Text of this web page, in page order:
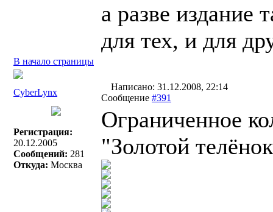
а разве издание
для тех, и для
В начало страницы
СyberLynx
Написано: 31.12.2008, 22:14
Сообщение #391
Регистрация:
20.12.2005
Сообщений: 281
Откуда: Москва
Ограниченное
"Золотой